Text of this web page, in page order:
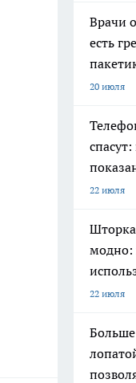
Врачи
есть
20 июля
спасут:
22 июля
модно:
22 июля